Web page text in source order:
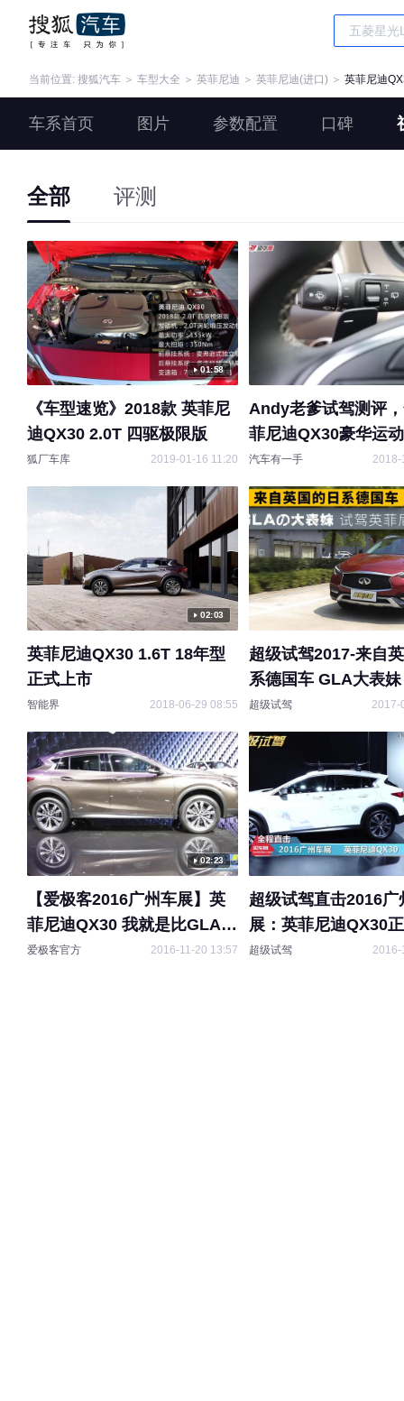
当前位置: 搜狐汽车 ＞ 车型大全 ＞ 英菲尼迪 ＞ 英菲尼迪(进口) ＞ 英菲尼迪
车系首页 图片 参数配置 口碑
全部 评测
01:58
《车型速览》2018款 英菲尼
迪QX30 2.0T 四驱极限版
狐厂车库 2019-01-16 11:20
Andy老爹试驾测评
菲尼迪QX30豪华运
汽车有一手 2018-
02:03
英菲尼迪QX30 1.6T 18年型
正式上市
智能界 2018-06-29 08:55
超级试驾2017-来自
系德国车 GLA大表
菲尼迪QX30
超级试驾 2017-
02:23
【爱极客2016广州车展】英
菲尼迪QX30 我就是比GLA好
看
爱极客官方 2016-11-20 13:57
超级试驾直击2016广
展：英菲尼迪QX30
超级试驾 2016-